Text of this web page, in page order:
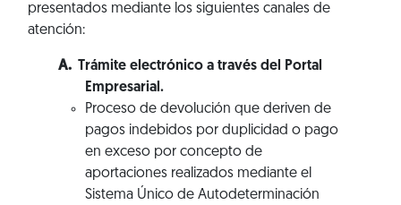
presentados mediante los siguientes canales de
atención:
Trámite electrónico a través del Portal
Empresarial.
Proceso de devolución que deriven de
pagos indebidos por duplicidad o pago
en exceso por concepto de
aportaciones realizados mediante el
Sistema Único de Autodeterminación